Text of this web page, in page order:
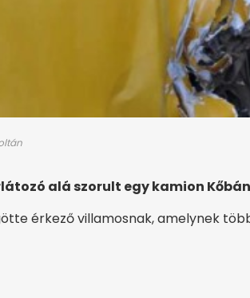
alá szorult egy kamion
érkező villamosnak, amelynek